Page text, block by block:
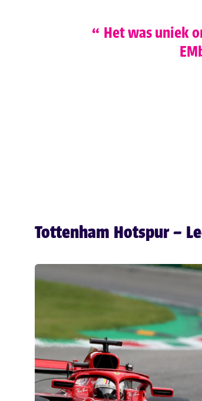
Het was uniek
Tottenham Hotspur –